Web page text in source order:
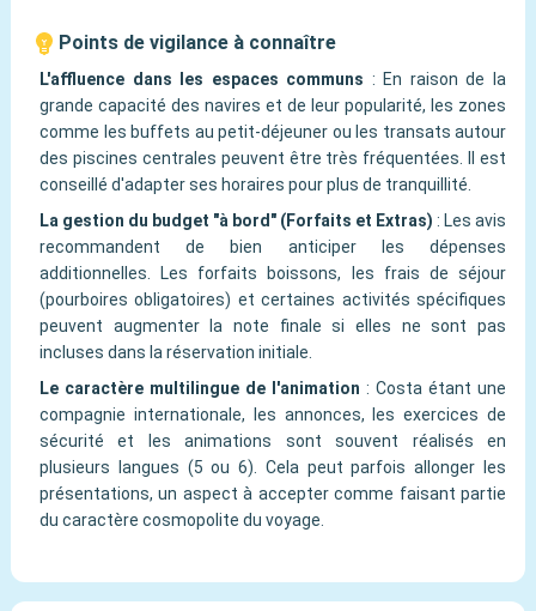
Points de vigilance à connaître
L'affluence dans les espaces communs : En raison de la
grande capacité des navires et de leur popularité, les zones
comme les buffets au petit-déjeuner ou les transats autour
des piscines centrales peuvent être très fréquentées. Il est
conseillé d'adapter ses horaires pour plus de tranquillité.
La gestion du budget "à bord" (Forfaits et Extras) : Les avis
recommandent de bien anticiper les dépenses
additionnelles. Les forfaits boissons, les frais de séjour
(pourboires obligatoires) et certaines activités spécifiques
peuvent augmenter la note finale si elles ne sont pas
incluses dans la réservation initiale.
Le caractère multilingue de l'animation : Costa étant une
compagnie internationale, les annonces, les exercices de
sécurité et les animations sont souvent réalisés en
plusieurs langues (5 ou 6). Cela peut parfois allonger les
présentations, un aspect à accepter comme faisant partie
du caractère cosmopolite du voyage.